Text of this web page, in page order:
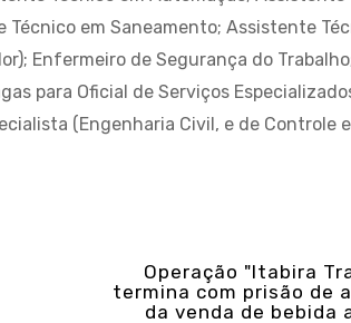
em Saneamento; Assistente
Enfermeiro de Segurança do
para Oficial de Serviços
(Engenharia Civil, e de Controle e
Operação "Itabira
termina com prisão de
da venda de bebida